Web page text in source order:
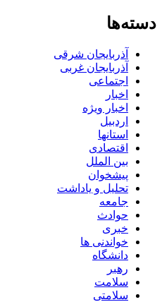
دسته‌ها
آذربایجان شرقی
آذربایجان غربی
اجتماعی
اخبار
اخبار ویژه
اردبیل
استانها
اقتصادی
بین الملل
پیشخوان
تحلیل و یاداشت
جامعه
حوادث
خبری
خواندنی ها
دانشگاه
رهبر
سلامت
سلامتی